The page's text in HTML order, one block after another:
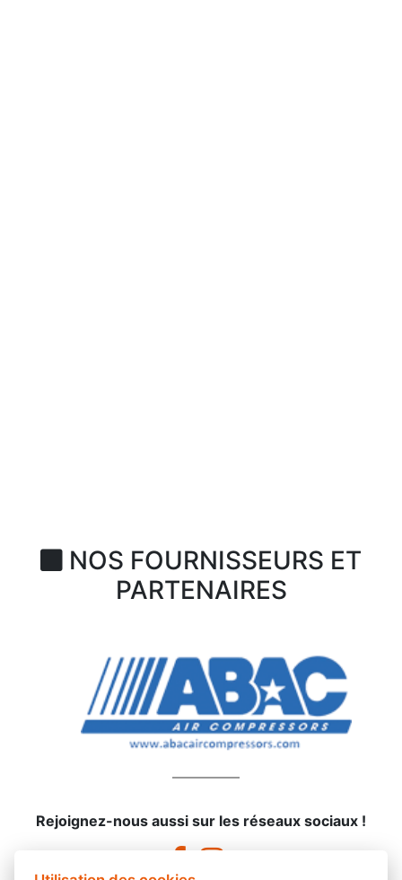
NOS FOURNISSEURS ET
PARTENAIRES
Rejoignez-nous aussi sur les réseaux sociaux !